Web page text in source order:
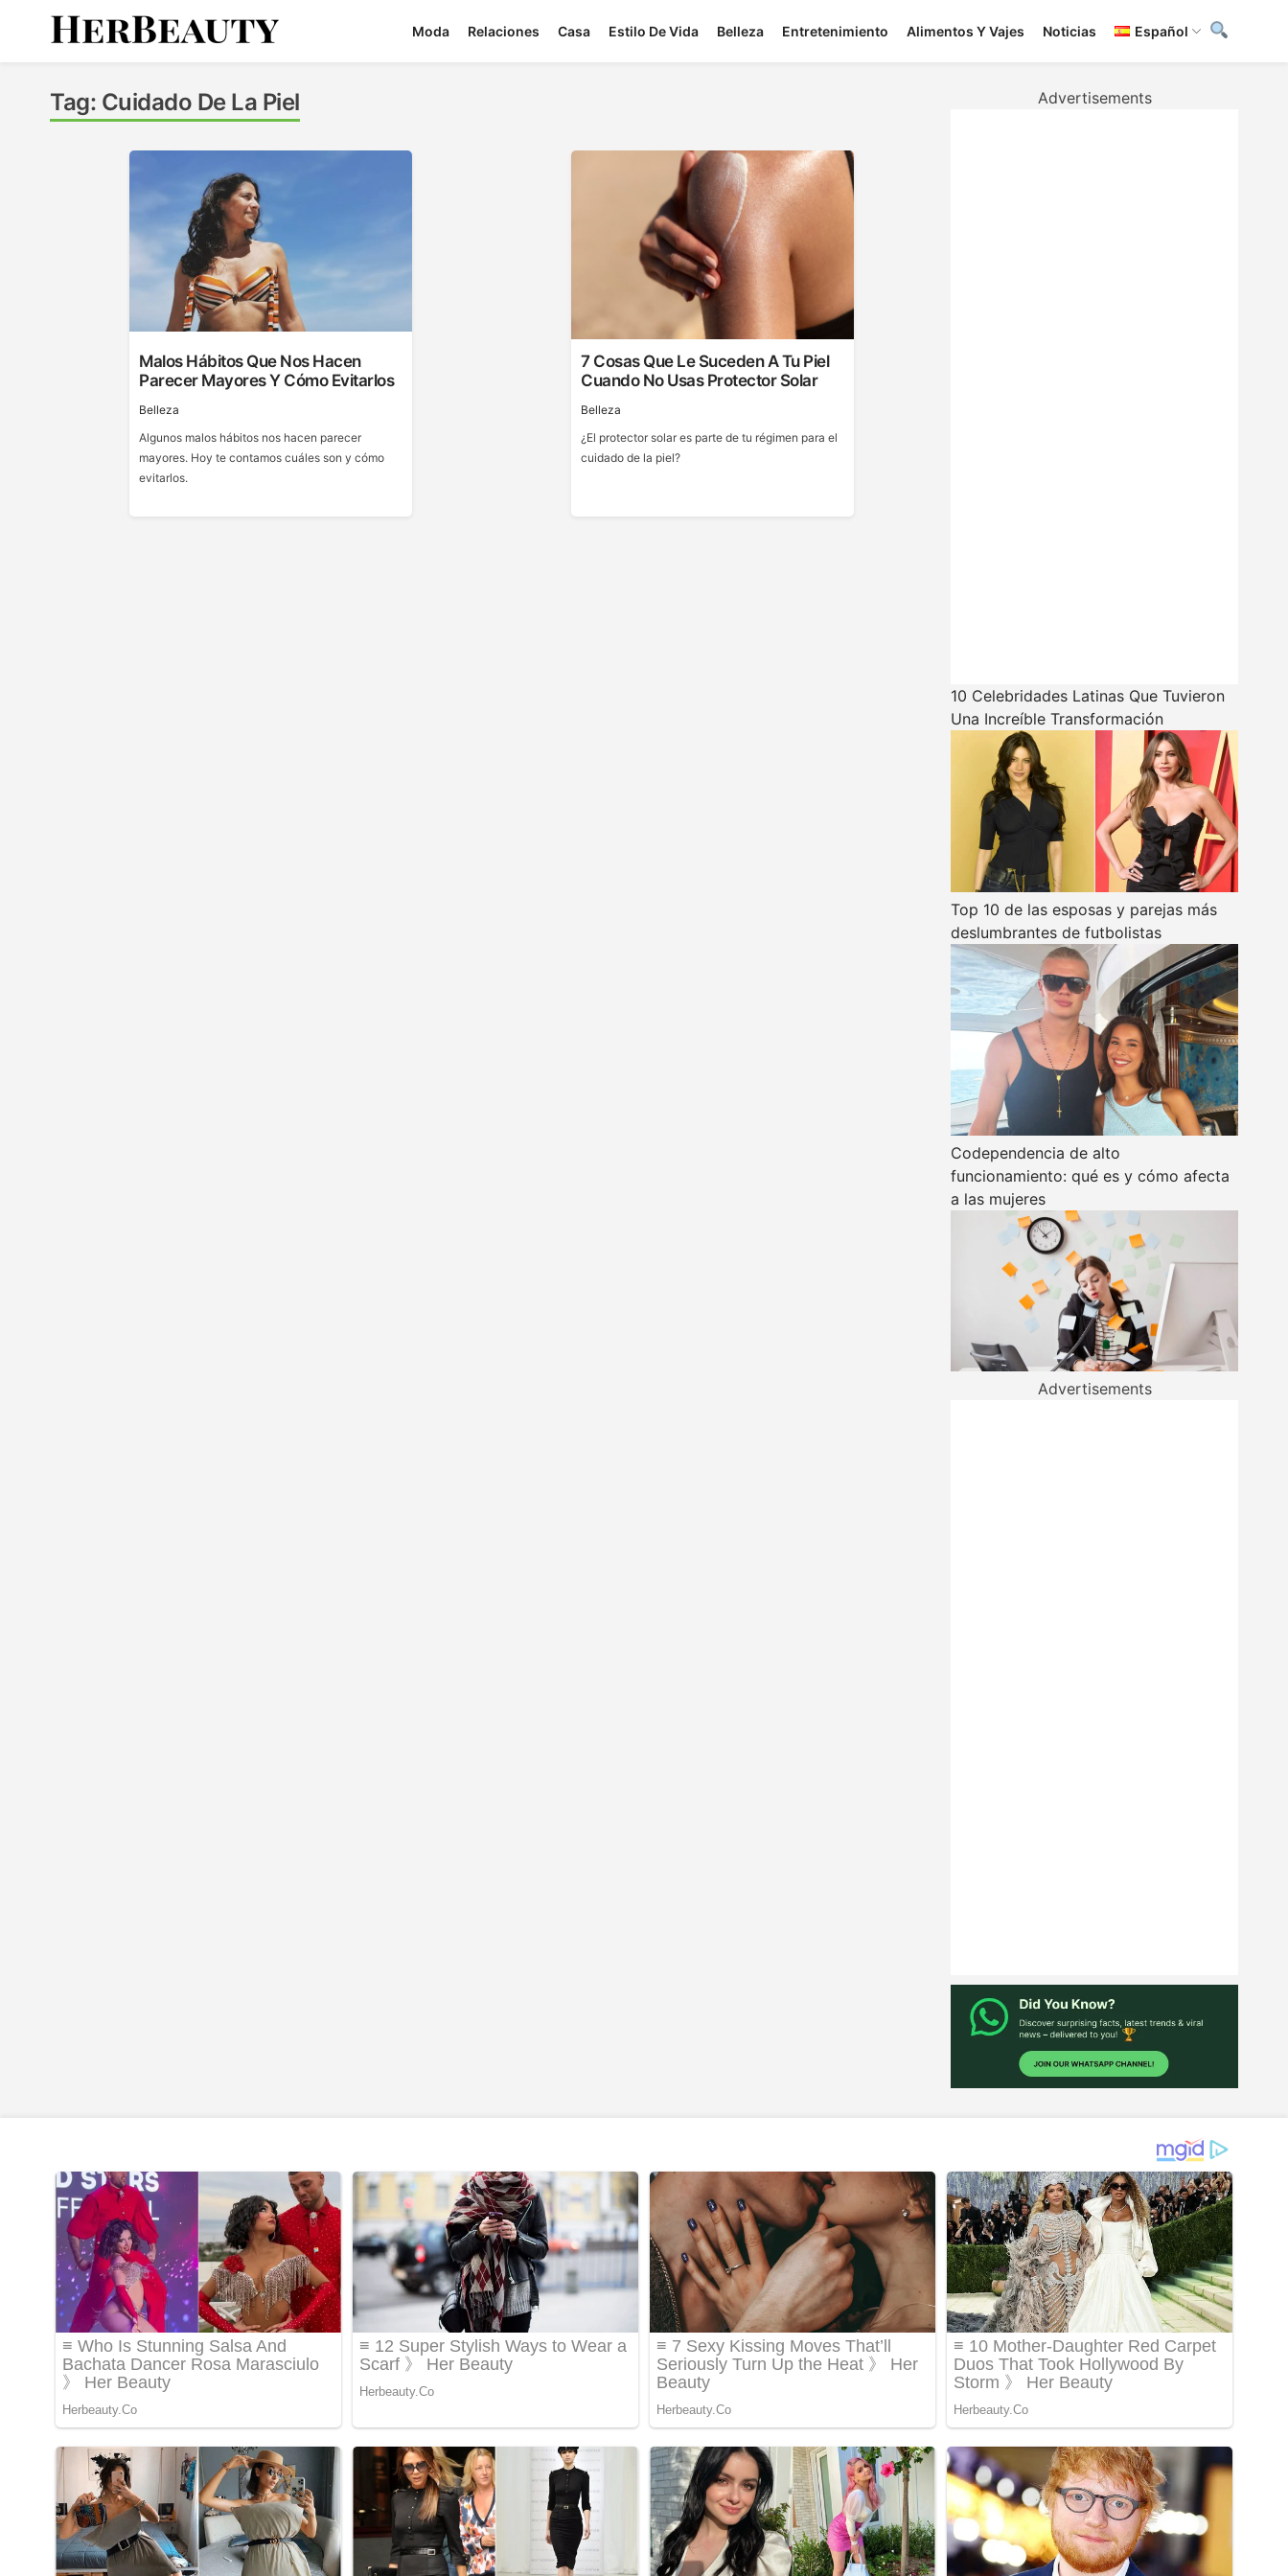
Moda Relaciones Casa Estilo De Vida Belleza Entretenimiento Alimentos Y Vajes Noticias Español
Tag: Cuidado De La Piel
Malos Hábitos Que Nos Hacen
Parecer Mayores Y Cómo Evitarlos
Belleza
Algunos malos hábitos nos hacen parecer
mayores. Hoy te contamos cuáles son y cómo
evitarlos.
7 Cosas Que Le Suceden A Tu Piel
Cuando No Usas Protector Solar
Belleza
¿El protector solar es parte de tu régimen para el
cuidado de la piel?
Advertisements
10 Celebridades Latinas Que Tuvieron
Una Increíble Transformación
Top 10 de las esposas y parejas más
deslumbrantes de futbolistas
Codependencia de alto
funcionamiento: qué es y cómo afecta
a las mujeres
Advertisements